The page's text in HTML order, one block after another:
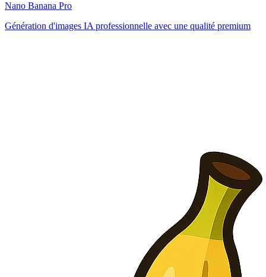
Nano Banana Pro
Génération d'images IA professionnelle avec une qualité premium